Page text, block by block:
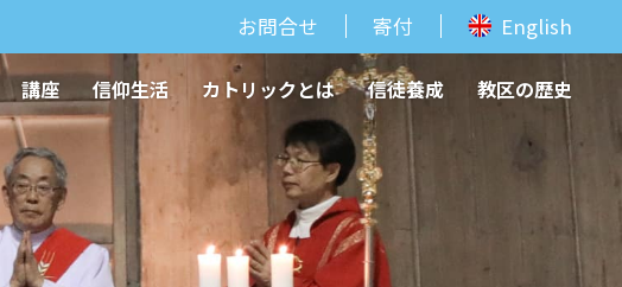
お問合せ 寄付 English
講座 信仰生活 カトリックとは 信徒養成 教区の歴史